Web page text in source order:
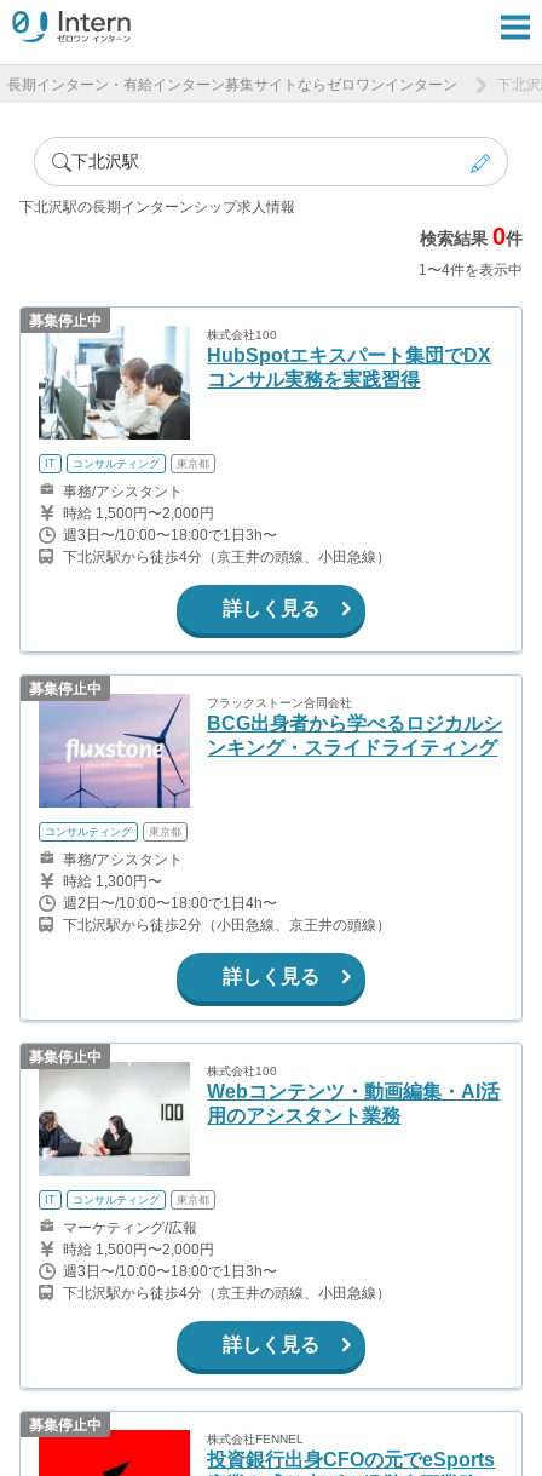
長期インターン・有給インターン募集サイトならゼロワンインターン 下北
下北沢駅
下北沢駅の長期インターンシップ求人情報
検索結果0件
1〜4件を表示中
募集停止中
株式会社100
HubSpotエキスパート集団でDX
コンサル実務を実践習得
IT コンサルティング 東京都
事務/アシスタント
時給 1,500円〜2,000円
週3日〜/10:00〜18:00で1日3h〜
下北沢駅から徒歩4分（京王井の頭線、小田急線）
詳しく見る
募集停止中
フラックストーン合同会社
BCG出身者から学べるロジカルシ
ンキング・スライドライティング
コンサルティング 東京都
事務/アシスタント
時給 1,300円〜
週2日〜/10:00〜18:00で1日4h〜
下北沢駅から徒歩2分（小田急線、京王井の頭線）
詳しく見る
募集停止中
株式会社100
Webコンテンツ・動画編集・AI活
用のアシスタント業務
IT コンサルティング 東京都
マーケティング/広報
時給 1,500円〜2,000円
週3日〜/10:00〜18:00で1日3h〜
下北沢駅から徒歩4分（京王井の頭線、小田急線）
詳しく見る
募集停止中
株式会社FENNEL
投資銀行出身CFOの元でeSports